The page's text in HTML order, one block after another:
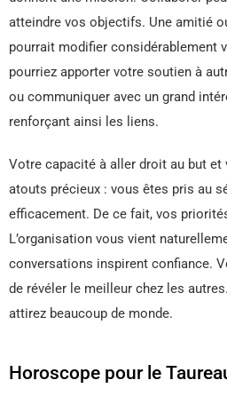
atteindre vos objectifs. Une amitié
pourrait modifier considérablement
pourriez apporter votre soutien à
ou communiquer avec un grand
renforçant ainsi les liens.
Votre capacité à aller droit au but
atouts précieux : vous êtes pris au
efficacement. De ce fait, vos
L’organisation vous vient
conversations inspirent confiance.
de révéler le meilleur chez les
attirez beaucoup de monde.
Horoscope pour le